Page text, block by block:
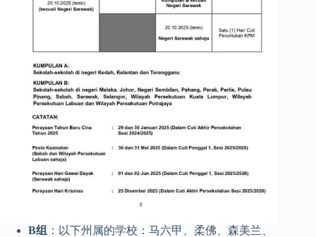
B组 ：以下州属的学校：马六甲、柔佛、森美兰、